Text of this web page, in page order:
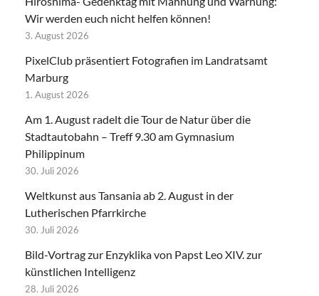
Wir werden euch nicht helfen können!
3. August 2026
PixelClub präsentiert Fotografien im Landratsamt
Marburg
1. August 2026
Am 1. August radelt die Tour de Natur über die
Stadtautobahn – Treff 9.30 am Gymnasium
Philippinum
30. Juli 2026
Weltkunst aus Tansania ab 2. August in der
Lutherischen Pfarrkirche
30. Juli 2026
Bild-Vortrag zur Enzyklika von Papst Leo XIV. zur
künstlichen Intelligenz
28. Juli 2026